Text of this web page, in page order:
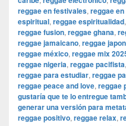
reggae en festivales, reggae
espiritual, reggae espiritualidad,
reggae fusion, reggae ghana,
reggae jamaicano, reggae
reggae méxico, reggae mix
reggae nigeria, reggae pacifista,
reggae para estudiar, reggae
reggae peace and love, reggae
gustaría que te lo entregue
generar una versión para
reggae positivo, reggae relax,